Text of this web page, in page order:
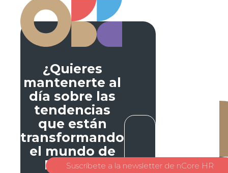
¿Quieres
mantenerte al
día sobre las
tendencias
que están
transformando
el mundo de
RR. HH.?
Suscríbete a la newsletter de nCore HR